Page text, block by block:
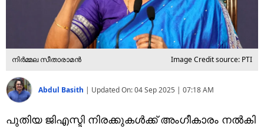
Short Videos
നിർമ്മല സീതാരാമൻ Image Credit source: PTI
Abdul Basith | Updated On:04 Sep 2025 | 07:18 AM
പുതിയ ജിഎസ്ടി നിരക്കുകൾക്ക് അംഗീകാരം നൽകി